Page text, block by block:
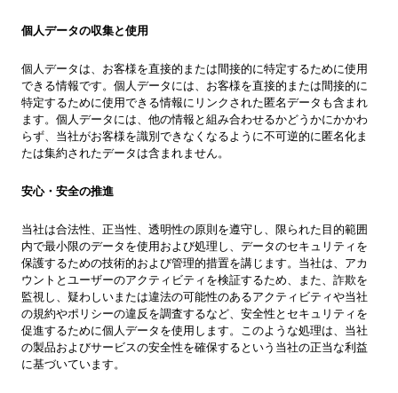
個人データの収集と使用
個人データは、お客様を直接的または間接的に特定するために使用
できる情報です。個人データには、お客様を直接的または間接的に
特定するために使用できる情報にリンクされた匿名データも含まれ
ます。個人データには、他の情報と組み合わせるかどうかにかかわ
らず、当社がお客様を識別できなくなるように不可逆的に匿名化ま
たは集約されたデータは含まれません。
安心・安全の推進
当社は合法性、正当性、透明性の原則を遵守し、限られた目的範囲
内で最小限のデータを使用および処理し、データのセキュリティを
保護するための技術的および管理的措置を講じます。当社は、アカ
ウントとユーザーのアクティビティを検証するため、また、詐欺を
監視し、疑わしいまたは違法の可能性のあるアクティビティや当社
の規約やポリシーの違反を調査するなど、安全性とセキュリティを
促進するために個人データを使用します。このような処理は、当社
の製品およびサービスの安全性を確保するという当社の正当な利益
に基づいています。